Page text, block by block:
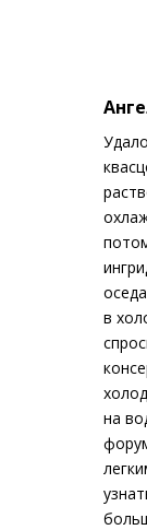
в
на